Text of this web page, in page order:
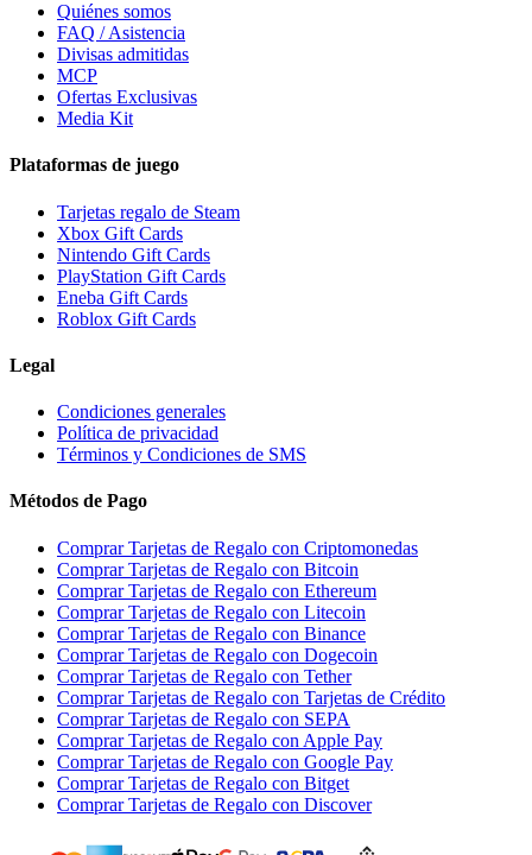
Quiénes somos
FAQ / Asistencia
Divisas admitidas
MCP
Ofertas Exclusivas
Media Kit
Plataformas de juego
Tarjetas regalo de Steam
Xbox Gift Cards
Nintendo Gift Cards
PlayStation Gift Cards
Eneba Gift Cards
Roblox Gift Cards
Legal
Condiciones generales
Política de privacidad
Términos y Condiciones de SMS
Métodos de Pago
Comprar Tarjetas de Regalo con Criptomonedas
Comprar Tarjetas de Regalo con Bitcoin
Comprar Tarjetas de Regalo con Ethereum
Comprar Tarjetas de Regalo con Litecoin
Comprar Tarjetas de Regalo con Binance
Comprar Tarjetas de Regalo con Dogecoin
Comprar Tarjetas de Regalo con Tether
Comprar Tarjetas de Regalo con Tarjetas de Crédito
Comprar Tarjetas de Regalo con SEPA
Comprar Tarjetas de Regalo con Apple Pay
Comprar Tarjetas de Regalo con Google Pay
Comprar Tarjetas de Regalo con Bitget
Comprar Tarjetas de Regalo con Discover